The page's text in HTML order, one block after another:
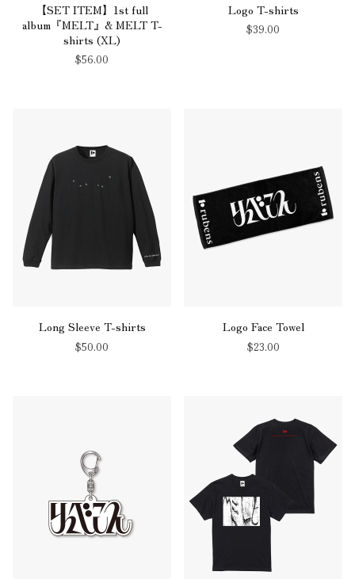
【SET ITEM】1st full
album『MELT』& MELT T-
shirts (XL)
$‌56.00
Logo T-shirts
$‌39.00
Long Sleeve T-shirts
$‌50.00
Logo Face Towel
$‌23.00